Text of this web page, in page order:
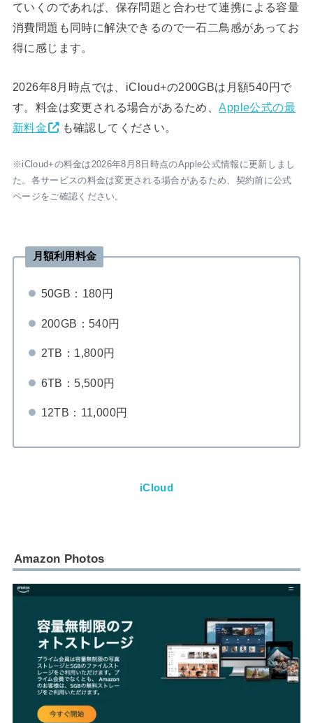
ていくのであれば、保存問題と合わせて連携による容量
消費問題も同時に解決できるので一石二鳥感があってお
得に感じます。
2026年8月時点では、iCloud+の200GBは月額540円で
す。料金は変更される場合があるため、Apple公式の最
新料金
も確認してください。
※iCloud+の料金は2026年8月8日時点のApple公式情報に更新しまし
た。各サービスの料金は変更される場合があるため、契約前に公式
ページをご確認ください。
月額利用料金
50GB：180円
200GB：540円
2TB：1,800円
6TB：5,500円
12TB：11,000円
iCloud
Amazon Photos